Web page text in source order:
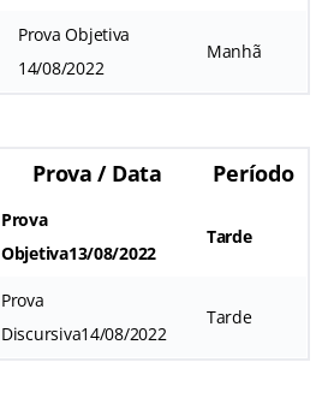
Prova Objetiva
14/08/2022
Manhã
Prova / Data Período
Prova
Objetiva13/08/2022
Tarde
Prova
Discursiva14/08/2022
Tarde